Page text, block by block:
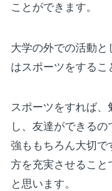
ことができます。
大学の外での活動
はスポーツをするこ
スポーツをすれば、
し、友達ができる
強ももちろん大切で
方を充実させること
と思います。